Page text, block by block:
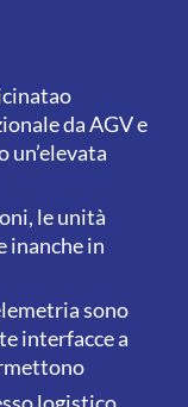
da AGV e
le unità
inanche in
sono
interfacce a